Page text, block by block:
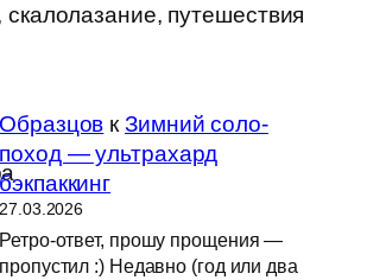
путешествия
Образцов кЗимний соло-
поход — ультрахард
бэкпаккинг
27.03.2026
Ретро-ответ, прошу прощения —
пропустил :) Недавно (год или два